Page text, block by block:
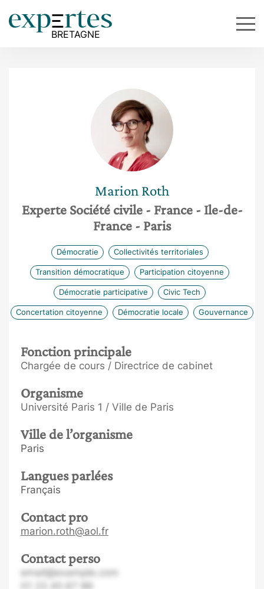
Marion Roth
Experte Société civile - France - Ile-de-
France - Paris
Démocratie Collectivités territoriales
Transition démocratique Participation citoyenne
Démocratie participative Civic Tech
Concertation citoyenne Démocratie locale Gouvernance
Fonction principale
Chargée de cours / Directrice de cabinet
Organisme
Université Paris 1 / Ville de Paris
Ville de l’organisme
Paris
Langues parlées
Français
Contact pro
marion.roth@aol.fr
Contact perso
email@example.com